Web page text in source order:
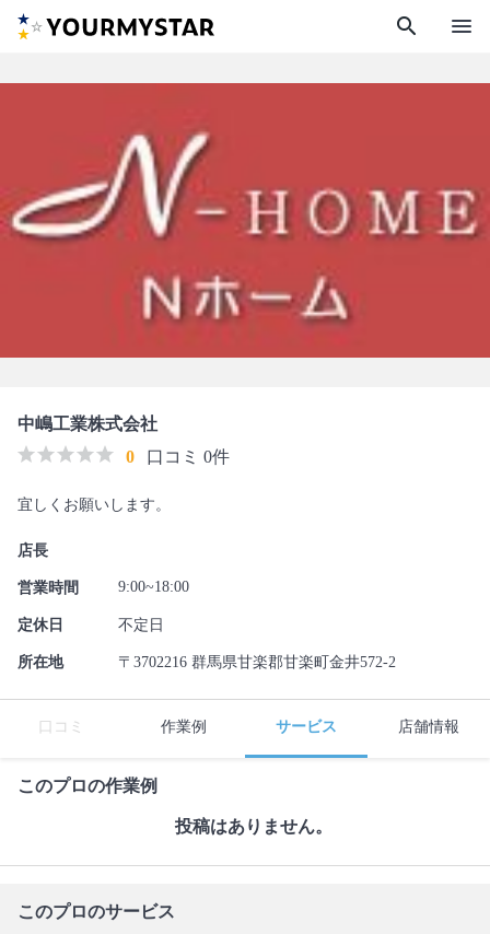
search menu
中嶋工業株式会社
0
口コミ 0件
宜しくお願いします。
店長
営業時間 9:00~18:00
定休日 不定日
所在地 〒3702216 群馬県甘楽郡甘楽町金井572-2
口コミ 作業例 サービス 店舗情報
このプロの作業例
投稿はありません。
このプロのサービス